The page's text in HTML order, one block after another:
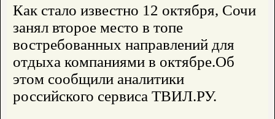
Как стало известно 12 октября, Сочи
занял второе место в топе
востребованных направлений для
отдыха компаниями в октябре.Об
этом сообщили аналитики
российского сервиса ТВИЛ.РУ.